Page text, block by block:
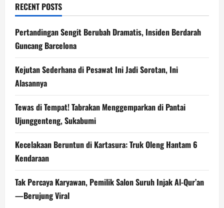
RECENT POSTS
Pertandingan Sengit Berubah Dramatis, Insiden Berdarah
Guncang Barcelona
Kejutan Sederhana di Pesawat Ini Jadi Sorotan, Ini
Alasannya
Tewas di Tempat! Tabrakan Menggemparkan di Pantai
Ujunggenteng, Sukabumi
Kecelakaan Beruntun di Kartasura: Truk Oleng Hantam 6
Kendaraan
Tak Percaya Karyawan, Pemilik Salon Suruh Injak Al-Qur’an
—Berujung Viral